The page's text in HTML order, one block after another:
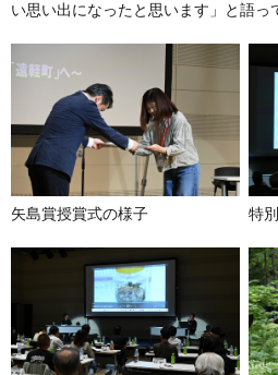
い思い出になったと思います」と語っ
矢島賞授賞式の様子 特